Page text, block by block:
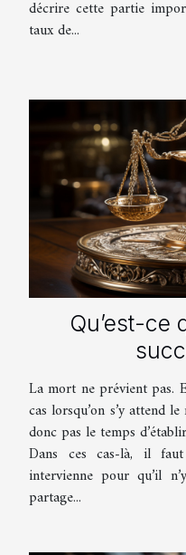
décrire cette partie
taux de...
Qu’est-ce
La mort ne prévient pas.
cas lorsqu’on s’y attend
donc pas le temps
Dans ces cas-là, il
intervienne pour qu’il
partage...